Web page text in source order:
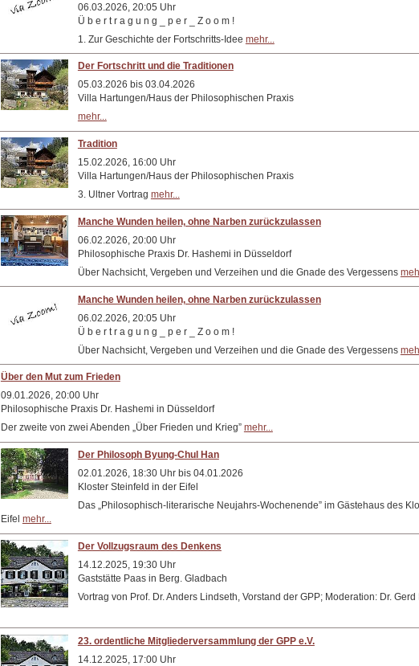
06.03.2026, 20:05 Uhr
Ü b e r t r a g u n g _ p e r _ Z o o m !
1. Zur Geschichte der Fortschritts-Idee mehr...
Der Fortschritt und die Traditionen
05.03.2026 bis 03.04.2026
Villa Hartungen/Haus der Philosophischen Praxis
mehr...
Tradition
15.02.2026, 16:00 Uhr
Villa Hartungen/Haus der Philosophischen Praxis
3. Ultner Vortrag mehr...
Manche Wunden heilen, ohne Narben zurückzulassen
06.02.2026, 20:00 Uhr
Philosophische Praxis Dr. Hashemi in Düsseldorf
Über Nachsicht, Vergeben und Verzeihen und die Gnade des Vergessens
Manche Wunden heilen, ohne Narben zurückzulassen
06.02.2026, 20:05 Uhr
Ü b e r t r a g u n g _ p e r _ Z o o m !
Über Nachsicht, Vergeben und Verzeihen und die Gnade des Vergessens
Über den Mut zum Frieden
09.01.2026, 20:00 Uhr
Philosophische Praxis Dr. Hashemi in Düsseldorf
Der zweite von zwei Abenden „Über Frieden und Krieg” mehr...
Der Philosoph Byung-Chul Han
02.01.2026, 18:30 Uhr bis 04.01.2026
Kloster Steinfeld in der Eifel
Das „Philosophisch-literarische Neujahrs-Wochenende” im Gästehaus des
Eifel mehr...
Der Vollzugsraum des Denkens
14.12.2025, 19:30 Uhr
Gaststätte Paas in Berg. Gladbach
Vortrag von Prof. Dr. Anders Lindseth, Vorstand der GPP; Moderation: Dr. Gerd
23. ordentliche Mitgliederversammlung der GPP e.V.
14.12.2025, 17:00 Uhr